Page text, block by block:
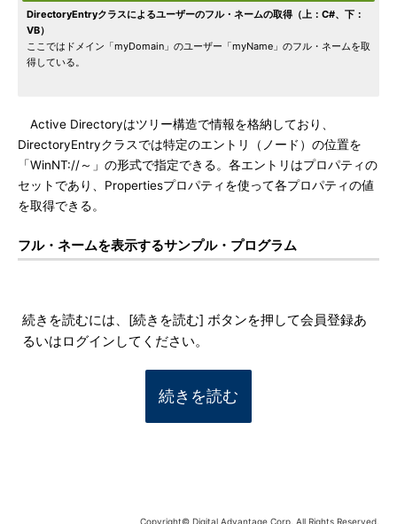
DirectoryEntryクラスによるユーザーのフル・ネームの取得（上：C#、下：
VB）
ここではドメイン「myDomain」のユーザー「myName」のフル・ネームを取
得している。
Active Directoryはツリー構造で情報を格納しており、
DirectoryEntryクラスでは特定のエントリ（ノード）の位置を
「WinNT://～」の形式で指定できる。各エントリはプロパティの
セットであり、Propertiesプロパティを使って各プロパティの値
を取得できる。
フル・ネームを表示するサンプル・プログラム
続きを読むには、[続きを読む] ボタンを押して会員登録あ
るいはログインしてください。
続きを読む
Copyright© Digital Advantage Corp. All Rights Reserved.